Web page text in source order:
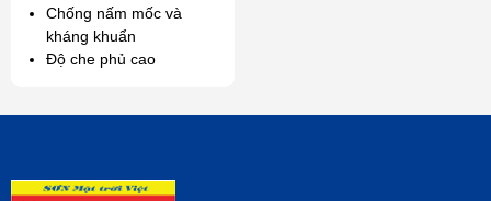
Chống nấm mốc và
kháng khuẩn
Độ che phủ cao